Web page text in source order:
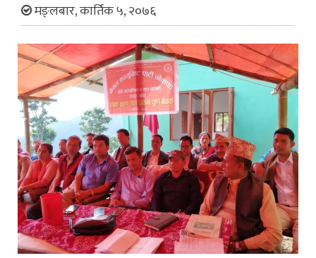
मङ्लबार, कार्तिक ५, २०७६